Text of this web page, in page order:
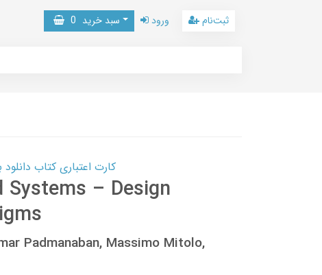
سبد خرید 0 ورود ثبت‌نام
کارت اعتباری کتاب دانلود با 10,000,000 اعتبار دانلود کتاب! کلیک
Systems – Design
Padmanaban, Massimo Mitolo,